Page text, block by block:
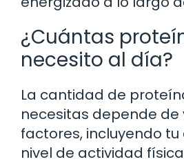
¿Cuántas
necesito al día?
La cantidad de
necesitas depende de
factores, incluyendo tu
nivel de actividad